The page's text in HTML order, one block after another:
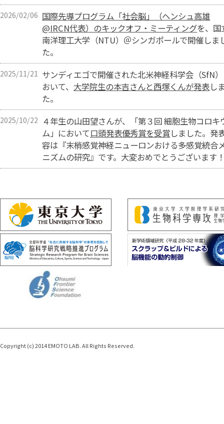
2026/02/06 国際先導プログラム「社会脳」（ヘンシュ高雄
@IRCN代表）のキックオフ・ミーティングを、国
南洋理工大学（NTU）＠シンガポールで開催しま
た。
2025/11/21 サンディエゴで開催された北米神経科学会（SfN
おいて、 大学院生の本吉さんと西塚くんが発表し
た。
2025/10/22 ４年生の山田望さんが、「第３回 細胞生物コロキ
ム」において口頭発表優秀賞を受賞しました。発
容は『末梢感覚神経ニューロンおける多感覚統合
ニズムの研究』です。大変おめでとうございます
Copyright (c) 2014 EMOTO LAB. All Rights Reserved.